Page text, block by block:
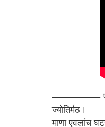
—————-
ज्योतिर्मठ।
माणा एवलांच